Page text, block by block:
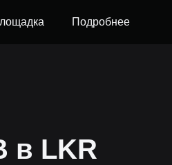
Подробнее
в LKR